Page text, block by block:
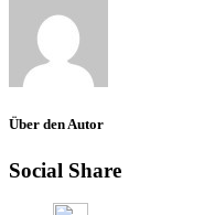
Über den Autor
Social Share